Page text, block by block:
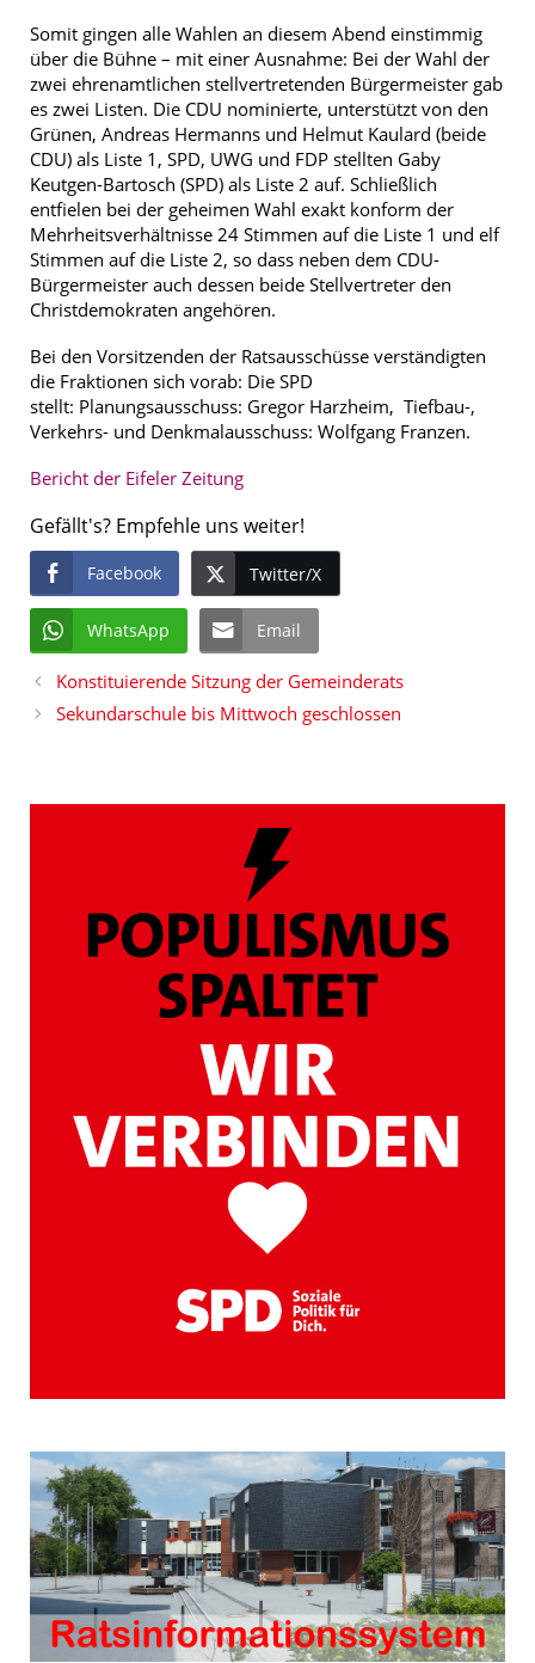
Somit gingen alle Wahlen an diesem Abend einstimmig
über die Bühne – mit einer Ausnahme: Bei der Wahl der
zwei ehrenamtlichen stellvertretenden Bürgermeister gab
es zwei Listen. Die CDU nominierte, unterstützt von den
Grünen, Andreas Hermanns und Helmut Kaulard (beide
CDU) als Liste 1, SPD, UWG und FDP stellten Gaby
Keutgen-Bartosch (SPD) als Liste 2 auf. Schließlich
entfielen bei der geheimen Wahl exakt konform der
Mehrheitsverhältnisse 24 Stimmen auf die Liste 1 und elf
Stimmen auf die Liste 2, so dass neben dem CDU-
Bürgermeister auch dessen beide Stellvertreter den
Christdemokraten angehören.
Bei den Vorsitzenden der Ratsausschüsse verständigten
die Fraktionen sich vorab: Die SPD
stellt: Planungsausschuss: Gregor Harzheim, Tiefbau-,
Verkehrs- und Denkmalausschuss: Wolfgang Franzen.
Bericht der Eifeler Zeitung
Gefällt's? Empfehle uns weiter!
Facebook Twitter/X
WhatsApp Email
Konstituierende Sitzung der Gemeinderats
Sekundarschule bis Mittwoch geschlossen